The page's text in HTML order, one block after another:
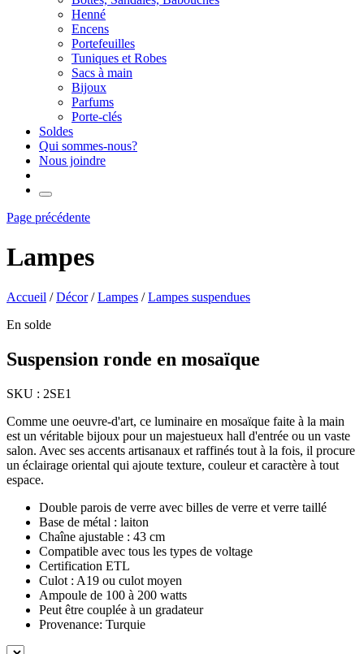
Henné
Encens
Portefeuilles
Tuniques et Robes
Sacs à main
Bijoux
Parfums
Porte-clés
Soldes
Qui sommes-nous?
Nous joindre
Page précédente
Lampes
Accueil /Décor/Lampes /Lampes suspendues
En solde
Suspension ronde en mosaïque
SKU : 2SE1
Comme une oeuvre-d'art, ce luminaire en mosaïque faite à la main
est un véritable bijoux pour un majestueux hall d'entrée ou un vaste
salon. Avec ses accents artisanaux et raffinés tout à la fois, il procure
un éclairage oriental qui ajoute texture, couleur et caractère à tout
espace.
Double parois de verre avec billes de verre et verre taillé
Base de métal : laiton
Chaîne ajustable : 43 cm
Compatible avec tous les types de voltage
Certification ETL
Culot : A19 ou culot moyen
Ampoule de 100 à 200 watts
Peut être couplée à un gradateur
Provenance: Turquie